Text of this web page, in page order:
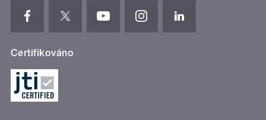
Certifikováno